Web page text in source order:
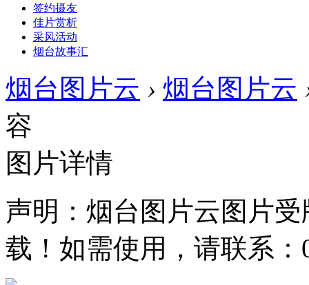
签约摄友
佳片赏析
采风活动
烟台故事汇
烟台图片云 › 烟台图片云
容
图片详情
声明：烟台图片云图片
载！如需使用，请联系：